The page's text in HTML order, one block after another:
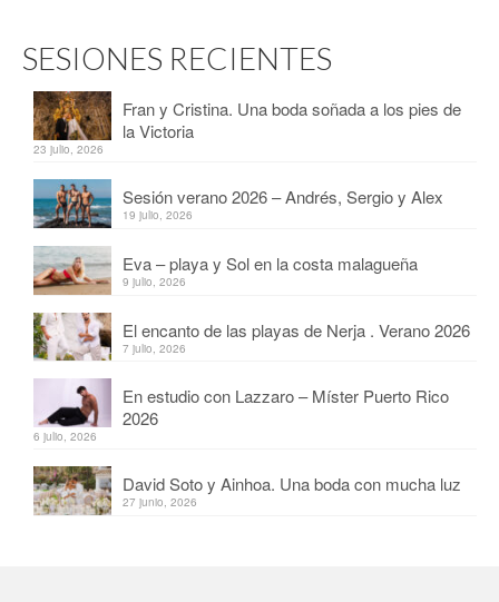
SESIONES RECIENTES
Fran y Cristina. Una boda soñada a los pies de
la Victoria
23 julio, 2026
Sesión verano 2026 – Andrés, Sergio y Alex
19 julio, 2026
Eva – playa y Sol en la costa malagueña
9 julio, 2026
El encanto de las playas de Nerja . Verano 2026
7 julio, 2026
En estudio con Lazzaro – Míster Puerto Rico
2026
6 julio, 2026
David Soto y Ainhoa. Una boda con mucha luz
27 junio, 2026